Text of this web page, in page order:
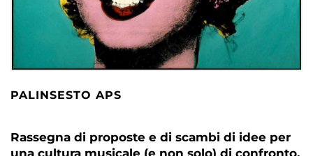
PALINSESTO APS
Rassegna di proposte e di scambi di idee per